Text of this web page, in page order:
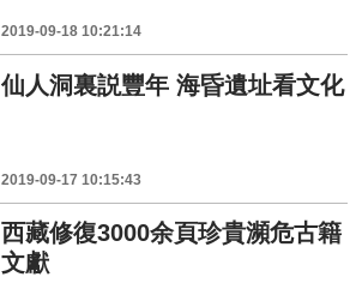
2019-09-18 10:21:14
仙人洞裏説豐年 海昏遺址看文化
2019-09-17 10:15:43
西藏修復3000余頁珍貴瀕危古籍
文獻